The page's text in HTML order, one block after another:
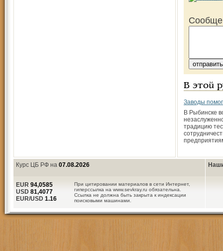
В этой
Заводы
В Рыбинске
традицию
Курс ЦБ РФ на 07.08.2026
При цитировании материалов в сети Интернет,
гиперссылка на www.sevkray.ru обязательна.
Ссылка не должна быть закрыта к индексации
поисковыми машинами.
EUR 94,0585
USD 81,4077
EUR/USD 1.16